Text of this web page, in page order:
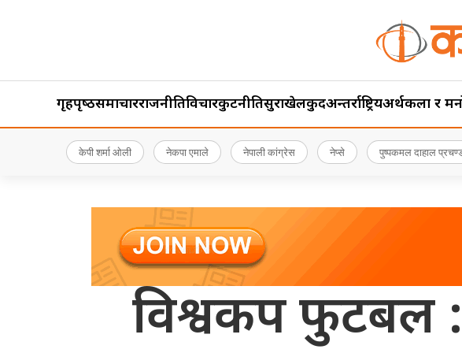
गृहपृष्‍ठसमाचारराजनीतिविचारकुटनीतिसुरक्षाखेलकुदअन्तर्राष्ट्रियअर्थकला र
केपी शर्मा ओली नेकपा एमाले नेपाली कांग्रेस नेप्से पुष्पकमल दाहाल
विश्वकप फुटबल